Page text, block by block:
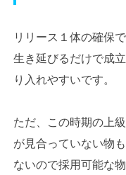
リリース１体の確保
生き延びるだけで成
り入れやすいです。
ただ、この時期の上
が見合っていない物
ないので採用可能な